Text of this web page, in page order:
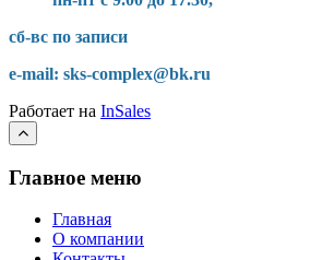
сб-вс по записи
e-mail: sks-complex@bk.ru
Работает на InSales
Главное меню
Главная
О компании